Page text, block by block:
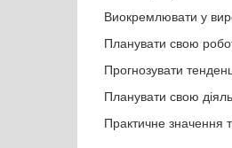
Виокремлювати у
Планувати свою
Прогнозувати
Планувати свою
Практичне значення